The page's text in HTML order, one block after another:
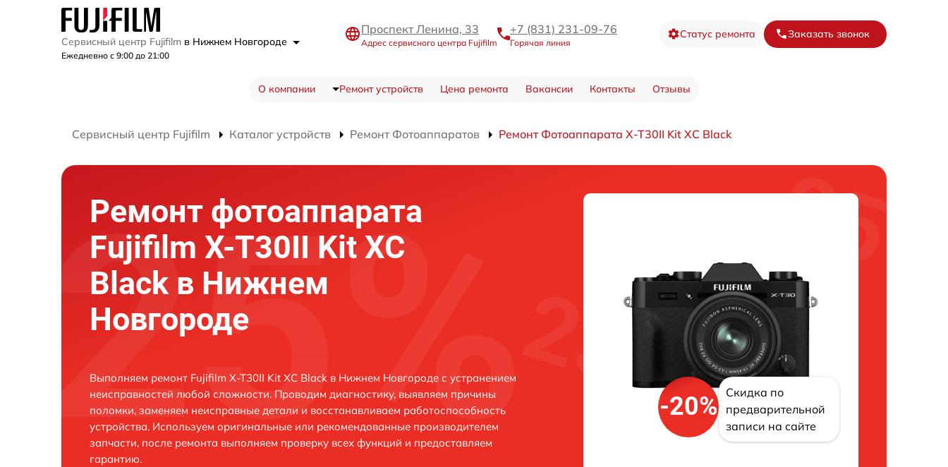
Сервисный центр Fujifilm в Нижнем Новгороде
Ежедневно с 9:00 до 21:00
Проспект Ленина, 33
Адрес сервисного центра Fujifilm
+7 (831) 231-09-76
Горячая линия
Статус ремонта Заказать звонок
О компании Ремонт устройств Цена ремонта Вакансии Контакты Отзывы
Сервисный центр Fujifilm Каталог устройств Ремонт Фотоаппаратов Ремонт Фотоаппарата X-T30II Kit XC Black
Ремонт фотоаппарата
Fujifilm X-T30II Kit XC
Black в Нижнем
Новгороде
Выполняем ремонт Fujifilm X-T30II Kit XC Black в Нижнем Новгороде с устранением
неисправностей любой сложности. Проводим диагностику, выявляем причины
поломки, заменяем неисправные детали и восстанавливаем работоспособность
устройства. Используем оригинальные или рекомендованные производителем
запчасти, после ремонта выполняем проверку всех функций и предоставляем
гарантию.
-20%
Скидка по
предварительной
записи на сайте